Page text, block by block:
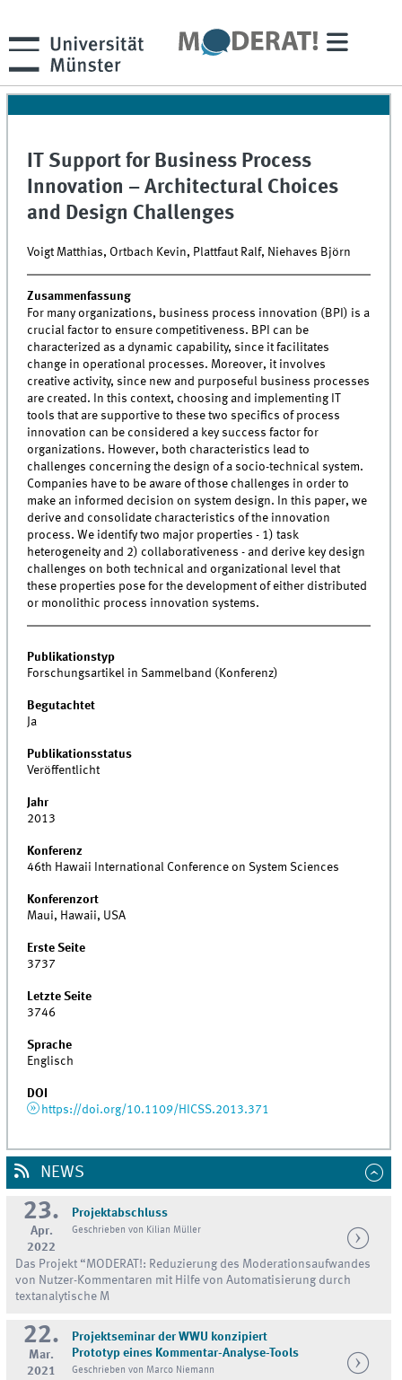
IT Support for Business Process
Innovation – Architectural Choices
and Design Challenges
Voigt Matthias, Ortbach Kevin, Plattfaut Ralf, Niehaves Björn
Zusammenfassung
For many organizations, business process innovation (BPI) is a
crucial factor to ensure competitiveness. BPI can be
characterized as a dynamic capability, since it facilitates
change in operational processes. Moreover, it involves
creative activity, since new and purposeful business processes
are created. In this context, choosing and implementing IT
tools that are supportive to these two specifics of process
innovation can be considered a key success factor for
organizations. However, both characteristics lead to
challenges concerning the design of a socio-technical system.
Companies have to be aware of those challenges in order to
make an informed decision on system design. In this paper, we
derive and consolidate characteristics of the innovation
process. We identify two major properties - 1) task
heterogeneity and 2) collaborativeness - and derive key design
challenges on both technical and organizational level that
these properties pose for the development of either distributed
or monolithic process innovation systems.
Publikationstyp
Forschungsartikel in Sammelband (Konferenz)
Begutachtet
Ja
Publikationsstatus
Veröffentlicht
Jahr
2013
Konferenz
46th Hawaii International Conference on System Sciences
Konferenzort
Maui, Hawaii, USA
Erste Seite
3737
Letzte Seite
3746
Sprache
Englisch
DOI
https://doi.org/10.1109/HICSS.2013.371
NEWS
23.
Apr.
2022
Projektabschluss
Geschrieben von Kilian Müller
Das Projekt “MODERAT!: Reduzierung des Moderationsaufwandes
von Nutzer-Kommentaren mit Hilfe von Automatisierung durch
textanalytische M
22.
Mar.
2021
Projektseminar der WWU konzipiert
Prototyp eines Kommentar-Analyse-Tools
Geschrieben von Marco Niemann